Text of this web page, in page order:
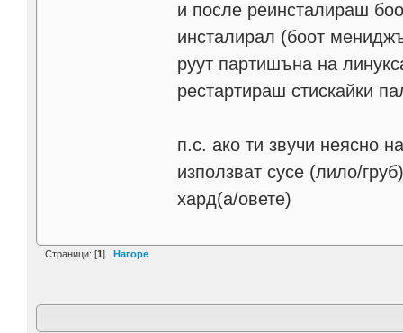
и после реинсталираш
инсталирал (боот
руут партишъна на
рестартираш стискайки
п.с. ако ти звучи неясно
използват сусе (лило/
хард(а/овете)
Страници: [1] Нагоре